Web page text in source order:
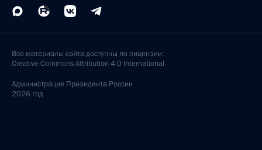
Все материалы сайта доступны по лицензии:
Creative Commons Attribution 4.0 International
Администрация Президента России
2026 год